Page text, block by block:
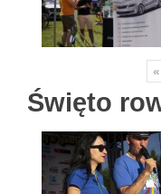
«
Święto